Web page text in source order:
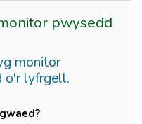
pwysedd
monitor
o'r lyfrgell.